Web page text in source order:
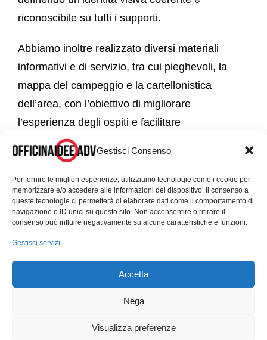
Gestisci Consenso
Per fornire le migliori esperienze, utilizziamo tecnologie come i cookie per
memorizzare e/o accedere alle informazioni del dispositivo. Il consenso a
queste tecnologie ci permetterà di elaborare dati come il comportamento di
navigazione o ID unici su questo sito. Non acconsentire o ritirare il
consenso può influire negativamente su alcune caratteristiche e funzioni.
Gestisci servizi
Accetta
Nega
Visualizza preferenze
riconoscibile su tutti i supporti.
Abbiamo inoltre realizzato diversi materiali
informativi e di servizio, tra cui pieghevoli, la
mappa del campeggio e la cartellonistica
dell’area, con l’obiettivo di migliorare
l’esperienza degli ospiti e facilitare
l’orientamento all’interno della struttura.
una mascotte dedicata ai più piccoli, pensata
per rendere il soggiorno ancora più
coinvolgente, accogliente e memorabile per le
famiglie.